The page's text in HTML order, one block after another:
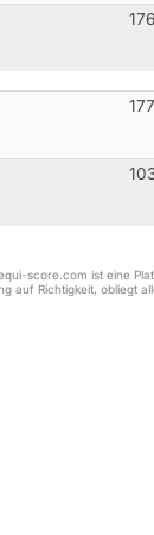
176
177
score.com ist eine
auf Richtigkeit, obliegt